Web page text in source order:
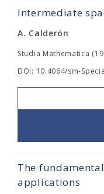
Intermediate
A. Calderón
Studia Mathematica
DOI: 10.4064/sm-
The
applications